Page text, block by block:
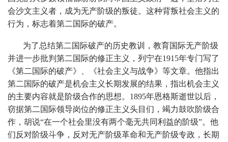
会沙文主义者，成为无产阶级的叛徒。这种背叛社会主义的
行为，标志着第二国际的破产。
为了总结第二国际破产的历史教训，教育国际无产阶级
并进一步批判第二国际的修正主义，列宁在1915年专门写了
《第二国际的破产》、《社会主义与战争》等文章。他指出
第二国际的破产是机会主义长期发展的结果，指出机会主义
的主要内容就是阶级合作的思想。1895年恩格斯逝世以后，
窃据第二国际领导岗位的修正主义头目们，竭力鼓吹阶级合
作，胡说“在一个社会里没有两个毫无共同利益的阶级”。他
们反对阶级斗争，反对无产阶级革命和无产阶级专政，长期